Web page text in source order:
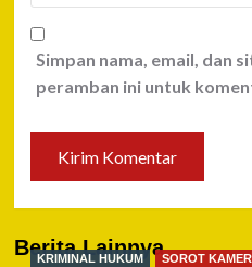
Simpan nama, email, dan
peramban ini untuk
Berita Lainnya
KRIMINAL HUKUM SOROT